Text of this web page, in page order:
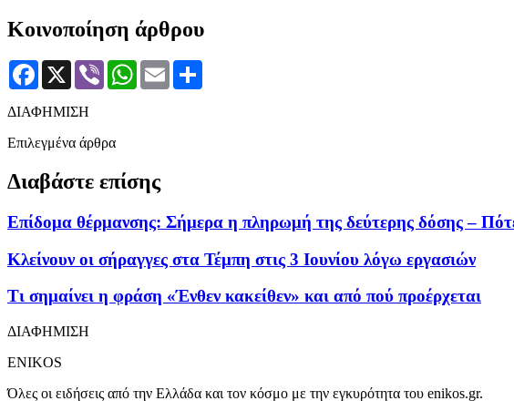
Κοινοποίηση άρθρου
Facebook
X Viber WhatsApp
Email
ΔΙΑΦΗΜΙΣΗ
Επιλεγμένα άρθρα
Διαβάστε επίσης
Επίδομα θέρμανσης: Σήμερα η πληρωμή της δεύτερης δόσης –
Κλείνουν οι σήραγγες στα Τέμπη στις 3 Ιουνίου λόγω εργασιών
Τι σημαίνει η φράση «Ένθεν κακείθεν» και από πού προέρχεται
ΔΙΑΦΗΜΙΣΗ
ENIKOS
Όλες οι ειδήσεις από την Ελλάδα και τον κόσμο με την εγκυρότητα του enikos.gr.